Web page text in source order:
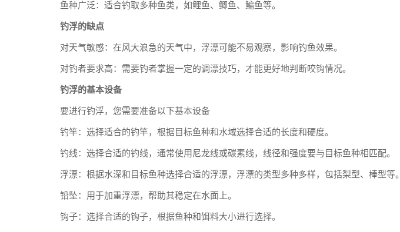
鱼种广泛：适合钓取多种鱼类，如鲤鱼、鲫鱼、鳊鱼等。
钓浮的缺点
对天气敏感：在风大浪急的天气中，浮漂可能不易观察，影响钓鱼效果。
对钓者要求高：需要钓者掌握一定的调漂技巧，才能更好地判断咬钩情况。
钓浮的基本设备
要进行钓浮，您需要准备以下基本设备
钓竿：选择适合的钓竿，根据目标鱼种和水域选择合适的长度和硬度。
钓线：选择合适的钓线，通常使用尼龙线或碳素线，线径和强度要与目标鱼种相匹配。
浮漂：根据水深和目标鱼种选择合适的浮漂，浮漂的类型多种多样，包括梨型、棒型等。
铅坠：用于加重浮漂，帮助其稳定在水面上。
钩子：选择合适的钩子，根据鱼种和饵料大小进行选择。